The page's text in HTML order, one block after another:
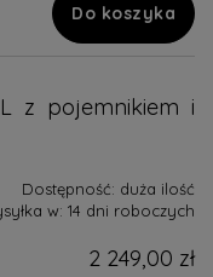
Do koszyka
z pojemnikiem i
Dostępność: duża ilość
w: 14 dni roboczych
2 249,00 zł